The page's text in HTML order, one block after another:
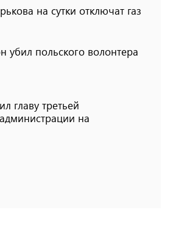
на сутки отключат газ
убил польского волонтера
главу третьей
на